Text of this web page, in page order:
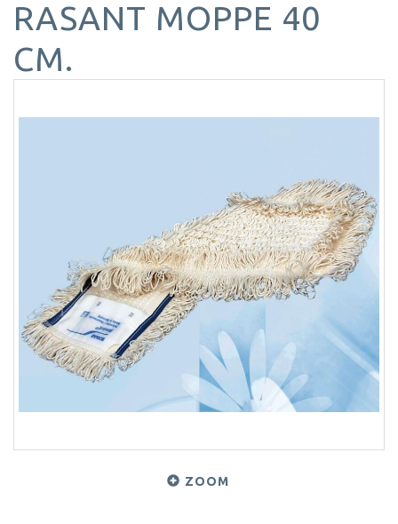
RASANT MOPPE 40
CM.
ZOOM